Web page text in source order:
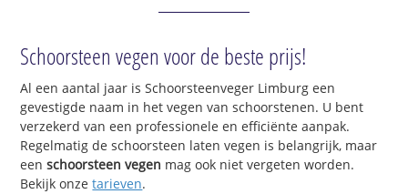
Schoorsteen vegen voor de beste prijs!
Al een aantal jaar is Schoorsteenveger Limburg een
gevestigde naam in het vegen van schoorstenen. U bent
verzekerd van een professionele en efficiënte aanpak.
Regelmatig de schoorsteen laten vegen is belangrijk, maar
eenschoorsteen vegen mag ook niet vergeten worden.
Bekijk onzetarieven.